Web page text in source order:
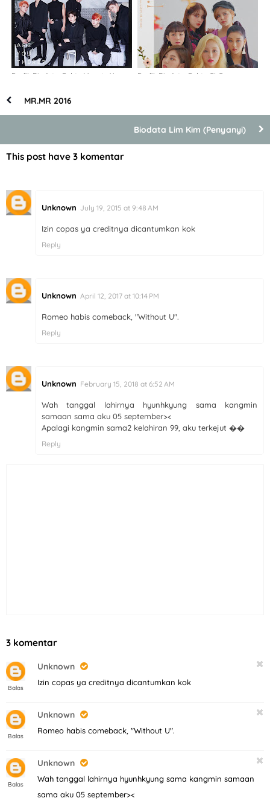
Profil, Biodata, Fakta Monsta X Profil, Biodata, Fakta CLC
MR.MR 2016
Biodata Lim Kim (Penyanyi)
This post have 3 komentar
Unknown July 19, 2015 at 9:48 AM
Izin copas ya creditnya dicantumkan kok
Reply
Unknown April 12, 2017 at 10:14 PM
Romeo habis comeback, "Without U".
Reply
Unknown February 15, 2018 at 6:52 AM
Wah tanggal lahirnya hyunhkyung sama kangmin
samaan sama aku 05 september><
Apalagi kangmin sama2 kelahiran 99, aku terkejut ��
Reply
3 komentar
Balas
Unknown
Izin copas ya creditnya dicantumkan kok
Balas
Unknown
Romeo habis comeback, "Without U".
Balas
Unknown
Wah tanggal lahirnya hyunhkyung sama kangmin samaan
sama aku 05 september><